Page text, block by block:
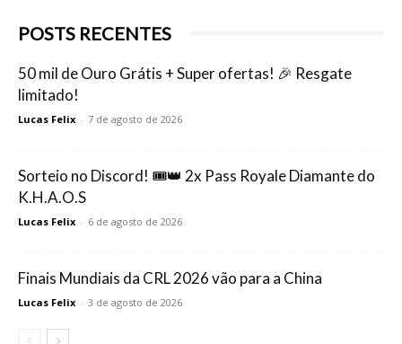
POSTS RECENTES
50 mil de Ouro Grátis + Super ofertas! 🎉 Resgate
limitado!
Lucas Felix - 7 de agosto de 2026
Sorteio no Discord! 🎟️👑 2x Pass Royale Diamante do
K.H.A.O.S
Lucas Felix - 6 de agosto de 2026
Finais Mundiais da CRL 2026 vão para a China
Lucas Felix - 3 de agosto de 2026